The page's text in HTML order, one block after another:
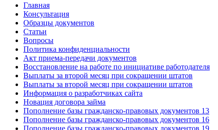
Главная
Консультация
Образцы документов
Статьи
Вопросы
Политика конфиденциальности
Акт приема-передачи документов
Восстановление на работе по инициативе работодателя
Выплаты за второй месяц при сокращении штатов
Выплаты за второй месяц при сокращении штатов
Информация о разработчиках сайта
Новация договора займа
Пополнение базы гражданско-правовых документов 13
Пополнение базы гражданско-правовых документов 16
Пополнение базы гражданско-правовых документов 19